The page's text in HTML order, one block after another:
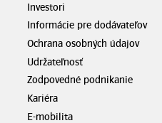
Investori
Informácie pre dodávateľov
Ochrana osobných údajov
Udržateľnosť
Zodpovedné podnikanie
Kariéra
E-mobilita